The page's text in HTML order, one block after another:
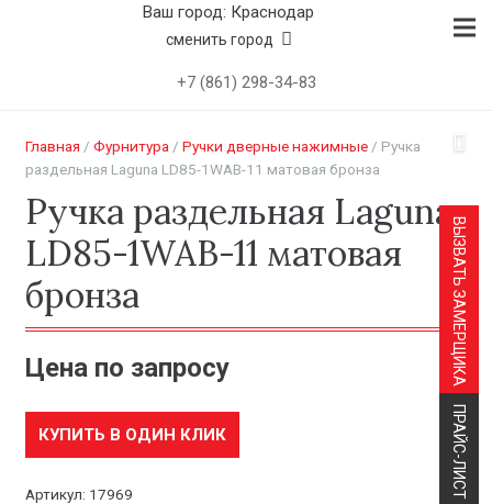
Ваш город: Краснодар
сменить город
+7 (861) 298-34-83
Главная / Фурнитура / Ручки дверные нажимные/ Ручка
раздельная Laguna LD85-1WAB-11 матовая бронза
Ручка раздельная Laguna
LD85-1WAB-11 матовая
бронза
Цена по запросу
КУПИТЬ В ОДИН КЛИК
Артикул: 17969
ВЫЗВАТЬ ЗАМЕРЩИКА
ПРАЙС-ЛИСТ